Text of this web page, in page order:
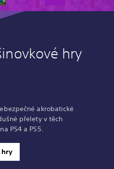
hry
akrobatické
přelety v těch
PS4 a PS5.